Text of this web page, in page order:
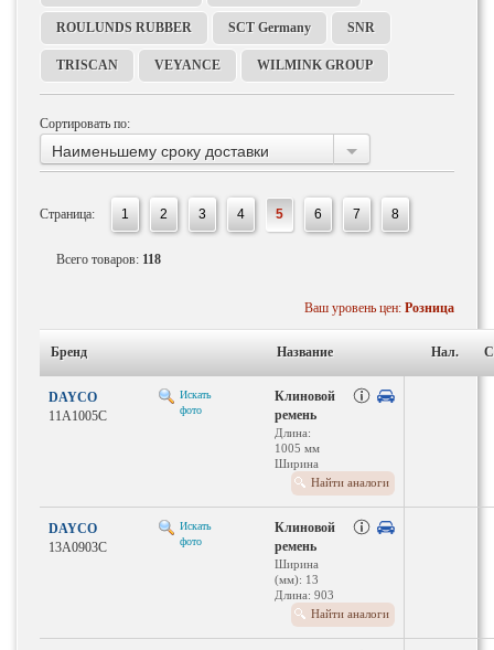
ROULUNDS RUBBER SCT Germany SNR
TRISCAN VEYANCE WILMINK GROUP
Сортировать по:
Наименьшему сроку доставки
Страница: 1 2 3 4 5 6 7 8
Всего товаров: 118
Ваш уровень цен: Розница
Бренд Название Нал.
DAYCO
11A1005C
Искать
фото
Клиновой
ремень
Длина:
1005 мм
Ширина
(мм): 11Найти аналоги
DAYCO
13A0903C
Искать
фото
Клиновой
ремень
Ширина
(мм): 13
Длина: 903
Найти аналоги